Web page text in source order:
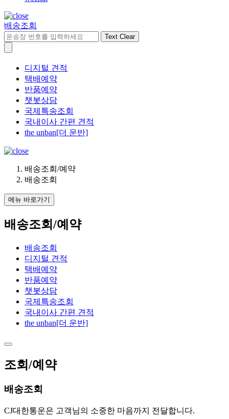
배송조회
Text Clear
디지털 견적
택배예약
반품예약
챗봇상담
국제특송조회
국내이사 간편 견적
the unban[더 운반]
배송조회/예약
배송조회
메뉴 바로가기
배송조회/예약
배송조회
디지털 견적
택배예약
반품예약
챗봇상담
국제특송조회
국내이사 간편 견적
the unban[더 운반]
조회/예약
배송조회
CJ대한통운은 고객님의 소중한 마음까지 전달합니다.